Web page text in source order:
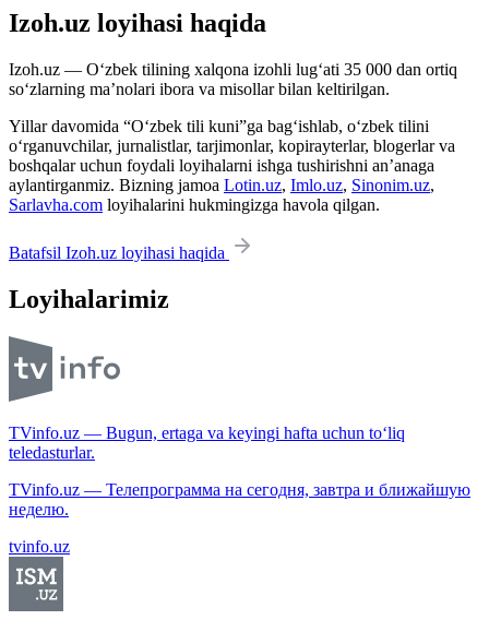
Izoh.uz loyihasi haqida
Izoh.uz — O‘zbek tilining xalqona izohli lug‘ati 35 000 dan ortiq
so‘zlarning ma’nolari ibora va misollar bilan keltirilgan.
Yillar davomida “O‘zbek tili kuni”ga bag‘ishlab, o‘zbek tilini
o‘rganuvchilar, jurnalistlar, tarjimonlar, kopirayterlar, blogerlar va
boshqalar uchun foydali loyihalarni ishga tushirishni an’anaga
aylantirganmiz. Bizning jamoa Lotin.uz, Imlo.uz, Sinonim.uz,
Sarlavha.com loyihalarini hukmingizga havola qilgan.
Batafsil Izoh.uz loyihasi haqida
Loyihalarimiz
TVinfo.uz — Bugun, ertaga va keyingi hafta uchun to‘liq
teledasturlar.
TVinfo.uz — Телепрограмма на сегодня, завтра и ближайшую
неделю.
tvinfo.uz